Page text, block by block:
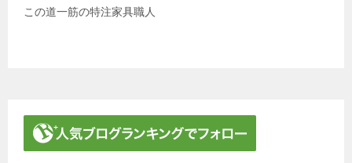
この道一筋の特注家具職人